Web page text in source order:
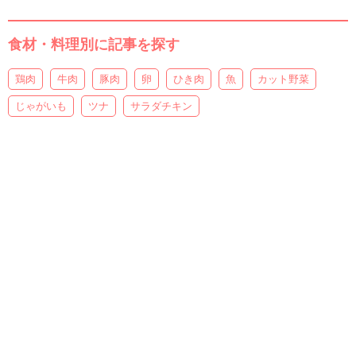
食材・料理別に記事を探す
鶏肉 牛肉 豚肉 卵 ひき肉 魚 カット野菜
じゃがいも ツナ サラダチキン